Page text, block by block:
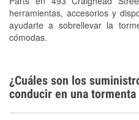
herramientas, accesorios y
ayudarte a sobrellevar la
cómodas.
¿Cuáles son los
conducir en una